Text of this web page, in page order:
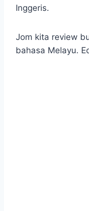
Inggeris.
Jom kita review
bahasa Melayu.